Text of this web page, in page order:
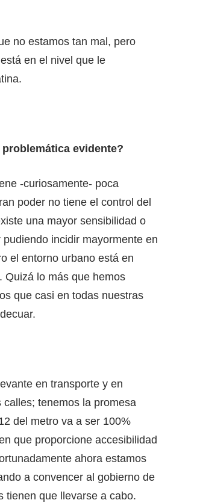
no estamos tan mal, pero
en el nivel que le
evidente?
-curiosamente- poca
poder no tiene el control del
una mayor sensibilidad o
incidir mayormente en
el entorno urbano está en
Quizá lo más que hemos
que casi en todas nuestras
en transporte y en
tenemos la promesa
del metro va a ser 100%
que proporcione accesibilidad
ahora estamos
a convencer al gobierno de
tienen que llevarse a cabo.